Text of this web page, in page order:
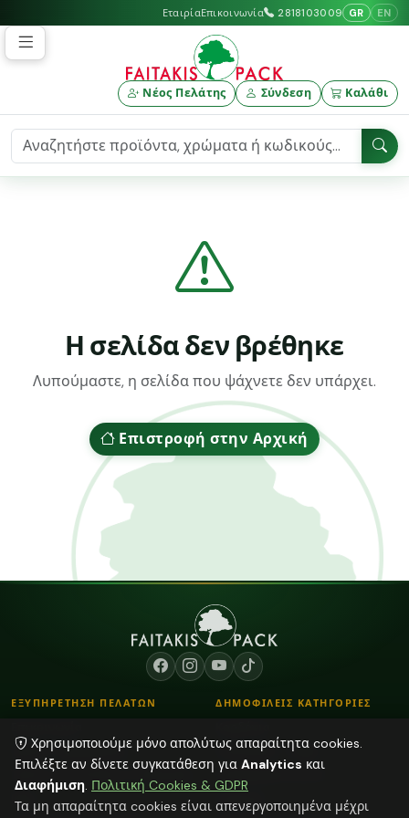
ΕταιρίαΕπικοινωνία 2818103009 GR EN
Νέος Πελάτης Σύνδεση Καλάθι
Η σελίδα δεν βρέθηκε
Λυπούμαστε, η σελίδα που ψάχνετε δεν υπάρχει.
Επιστροφή στην Αρχική
ΕΞΥΠΗΡΕΤΗΣΗ ΠΕΛΑΤΩΝ
Τρόποι Παραγγελίας
Τρόποι Αποστολής & Πληρωμής
Blog
ΔΗΜΟΦΙΛΕΙΣ ΚΑΤΗΓΟΡΙΕΣ
Λουλούδια - Βάζα
Αποξηραμένα φυτά
Χρησιμοποιούμε μόνο απολύτως απαραίτητα cookies.
Επιλέξτε αν δίνετε συγκατάθεση για Analytics και
Διαφήμιση. Πολιτική Cookies & GDPR
Τα μη απαραίτητα cookies είναι απενεργοποιημένα μέχρι